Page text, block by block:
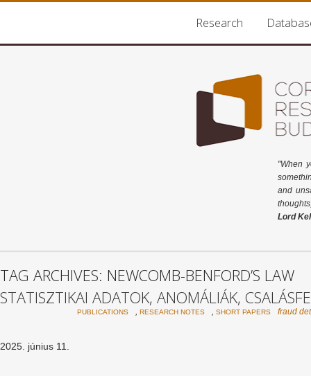
Research
"When
and
Lord
TAG ARCHIVES: NEWCOMB-BENFORD’S LAW
STATISZTIKAI ADATOK, ANOMÁLIÁK,
PUBLICATIONS , RESEARCH NOTES , SHORT PAPERS fraud
2025. június 11.